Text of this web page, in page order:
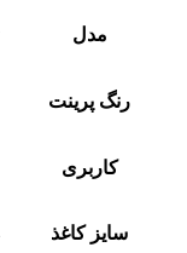
مدل
رنگ پرینت
کاربری
سایز کاغذ